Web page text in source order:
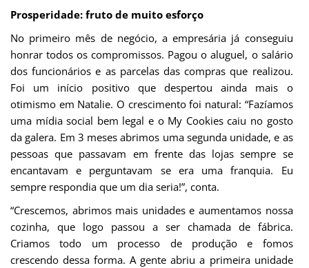
Prosperidade: fruto de muito esforço
No primeiro mês de negócio, a empresária já conseguiu
honrar todos os compromissos. Pagou o aluguel, o salário
dos funcionários e as parcelas das compras que realizou.
Foi um início positivo que despertou ainda mais o
otimismo em Natalie. O crescimento foi natural: “Fazíamos
uma mídia social bem legal e o My Cookies caiu no gosto
da galera. Em 3 meses abrimos uma segunda unidade, e as
pessoas que passavam em frente das lojas sempre se
encantavam e perguntavam se era uma franquia. Eu
sempre respondia que um dia seria!”, conta.
“Crescemos, abrimos mais unidades e aumentamos nossa
cozinha, que logo passou a ser chamada de fábrica.
Criamos todo um processo de produção e fomos
crescendo dessa forma. A gente abriu a primeira unidade